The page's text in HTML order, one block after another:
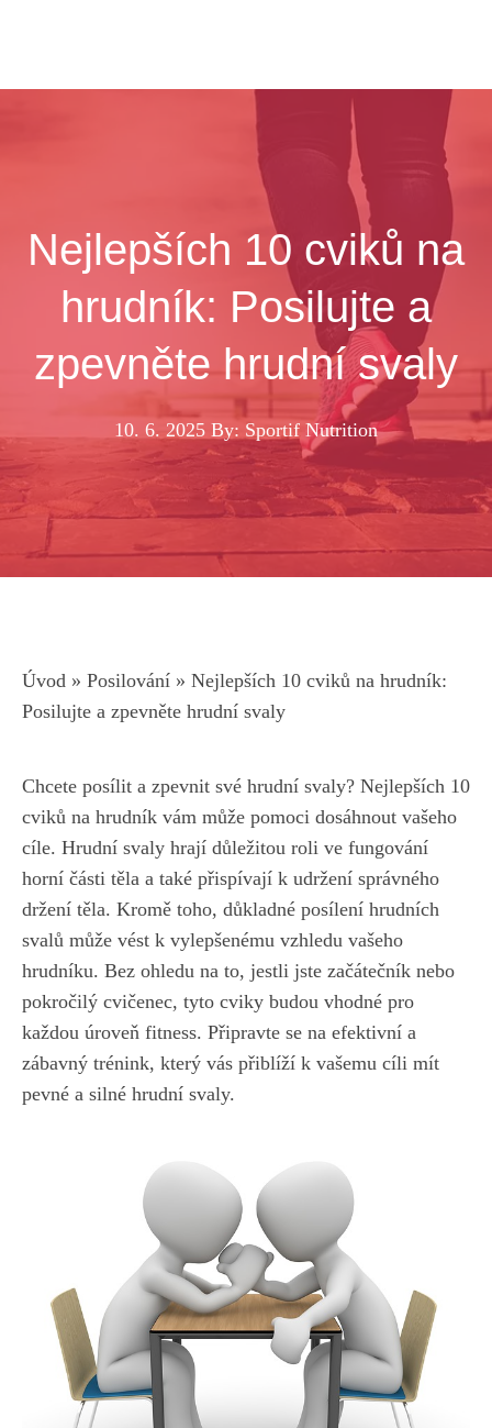
Nejlepších 10 cviků na
hrudník: Posilujte a
zpevněte hrudní svaly
10. 6. 2025 By: Sportif Nutrition
Úvod » Posilování » Nejlepších 10 cviků na hrudník:
Posilujte a zpevněte hrudní svaly
Chcete posílit a zpevnit své ⁣hrudní svaly?⁣ Nejlepších 10
⁤cviků na hrudník vám může pomoci dosáhnout vašeho
cíle.‍ Hrudní ​svaly hrají důležitou roli ve fungování‍
horní ‌části ⁣těla a také přispívají k udržení správného‌
držení ‌těla. Kromě toho, důkladné posílení‍ hrudních
svalů ⁤může vést​ k vylepšenému vzhledu⁣ vašeho
hrudníku.​ Bez ⁢ohledu​ na ​to, jestli⁤ jste začátečník nebo
pokročilý cvičenec, tyto cviky budou ‌vhodné pro
⁢každou úroveň fitness. Připravte se ⁤na efektivní a
zábavný trénink, který vás přiblíží⁢ k⁣ vašemu⁤ cíli mít
pevné a silné hrudní svaly.